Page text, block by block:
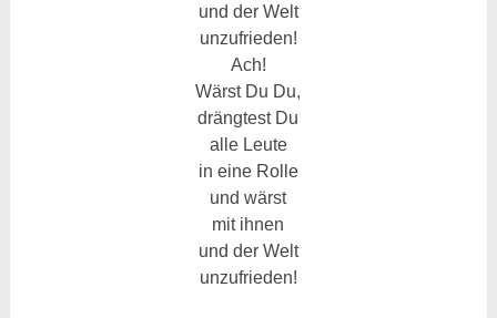
und der Welt
unzufrieden!
Ach!
Wärst Du Du,
drängtest Du
alle Leute
in eine Rolle
und wärst
mit ihnen
und der Welt
unzufrieden!